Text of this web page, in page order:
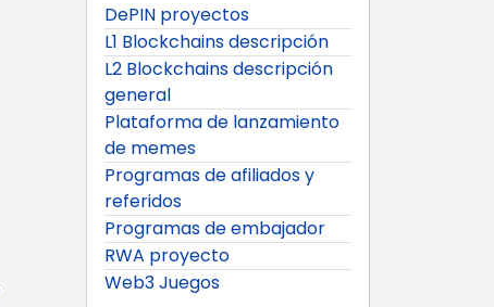
DePIN proyectos
L1 Blockchains descripción
L2 Blockchains descripción
general
Plataforma de lanzamiento
de memes
Programas de afiliados y
referidos
Programas de embajador
RWA proyecto
Web3 Juegos